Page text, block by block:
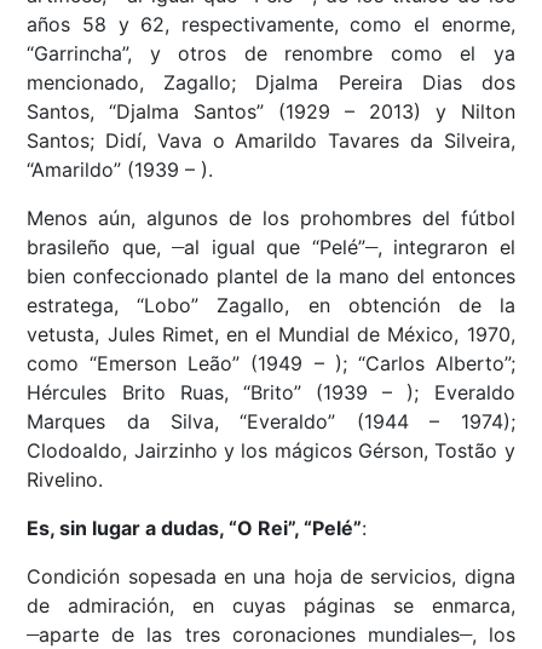
años 58 y 62, respectivamente, como el enorme,
“Garrincha”, y otros de renombre como el ya
mencionado, Zagallo; Djalma Pereira Dias dos
Santos, “Djalma Santos” (1929 – 2013) y Nilton
Santos; Didí, Vava o Amarildo Tavares da Silveira,
“Amarildo” (1939 – ).
Menos aún, algunos de los prohombres del fútbol
brasileño que, al igual que “Pelé”__ , integraron el
bien confeccionado plantel de la mano del entonces
estratega, “Lobo” Zagallo, en obtención de la
vetusta, Jules Rimet, en el Mundial de México, 1970,
como “Emerson Leão” (1949 – ); “Carlos Alberto”;
Hércules Brito Ruas, “Brito” (1939 – ); Everaldo
Marques da Silva, “Everaldo” (1944 – 1974);
Clodoaldo, Jairzinho y los mágicos Gérson, Tostão y
Rivelino.
Es, sin lugar a dudas, “O Rei”, “Pelé”:
Condición sopesada en una hoja de servicios, digna
de admiración, en cuyas páginas se enmarca,
aparte de las tres coronaciones mundiales , los